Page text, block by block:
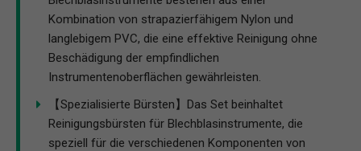
Kombination von strapazierfähigem Nylon und
langlebigem PVC, die eine effektive Reinigung ohne
Beschädigung der empfindlichen
Instrumentenoberflächen gewährleisten.
【Spezialisierte Bürsten】Das Set beinhaltet
Reinigungsbürsten für Blechblasinstrumente, die
speziell für die verschiedenen Komponenten von